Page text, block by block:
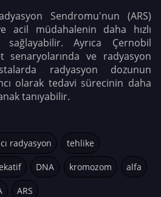
Sendromu'nun (ARS)
acil müdahalenin daha hızlı
sağlayabilir. Ayrıca Çernobil
senaryolarında ve radyasyon
radyasyon dozunun
olarak tedavi sürecinin daha
tanıyabilir.
radyasyon tehlike
DNA kromozom alfa
ARS